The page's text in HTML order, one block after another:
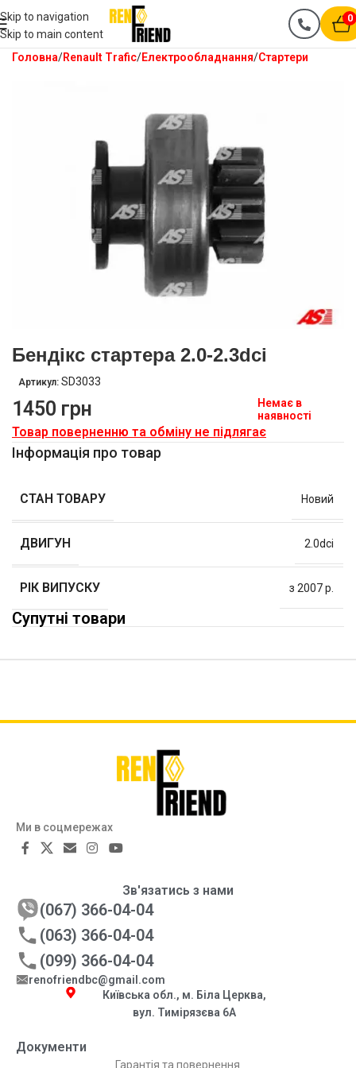
Skip to navigation
Skip to main content
0
Головна Renault Trafic Електрообладнання Стартери
Бендікс стартера 2.0-2.3dci
Артикул: SD3033
1450 грн
Немає в
наявності
Товар поверненню та обміну не підлягає
Інформація про товар
СТАН ТОВАРУ Новий
ДВИГУН 2.0dci
РІК ВИПУСКУ з 2007 р.
Супутні товари
Ми в соцмережах
Документи
Гарантія та повернення
Зв'язатись з нами
(067) 366-04-04
(063) 366-04-04
(099) 366-04-04
renofriendbc@gmail.com
Київська обл., м. Біла Церква,
вул. Тимірязєва 6А